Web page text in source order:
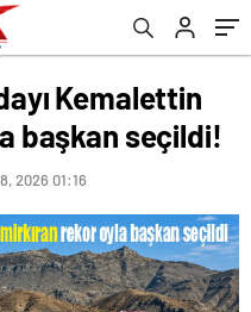
Kemalettin
başkan seçildi!
2026 01:16